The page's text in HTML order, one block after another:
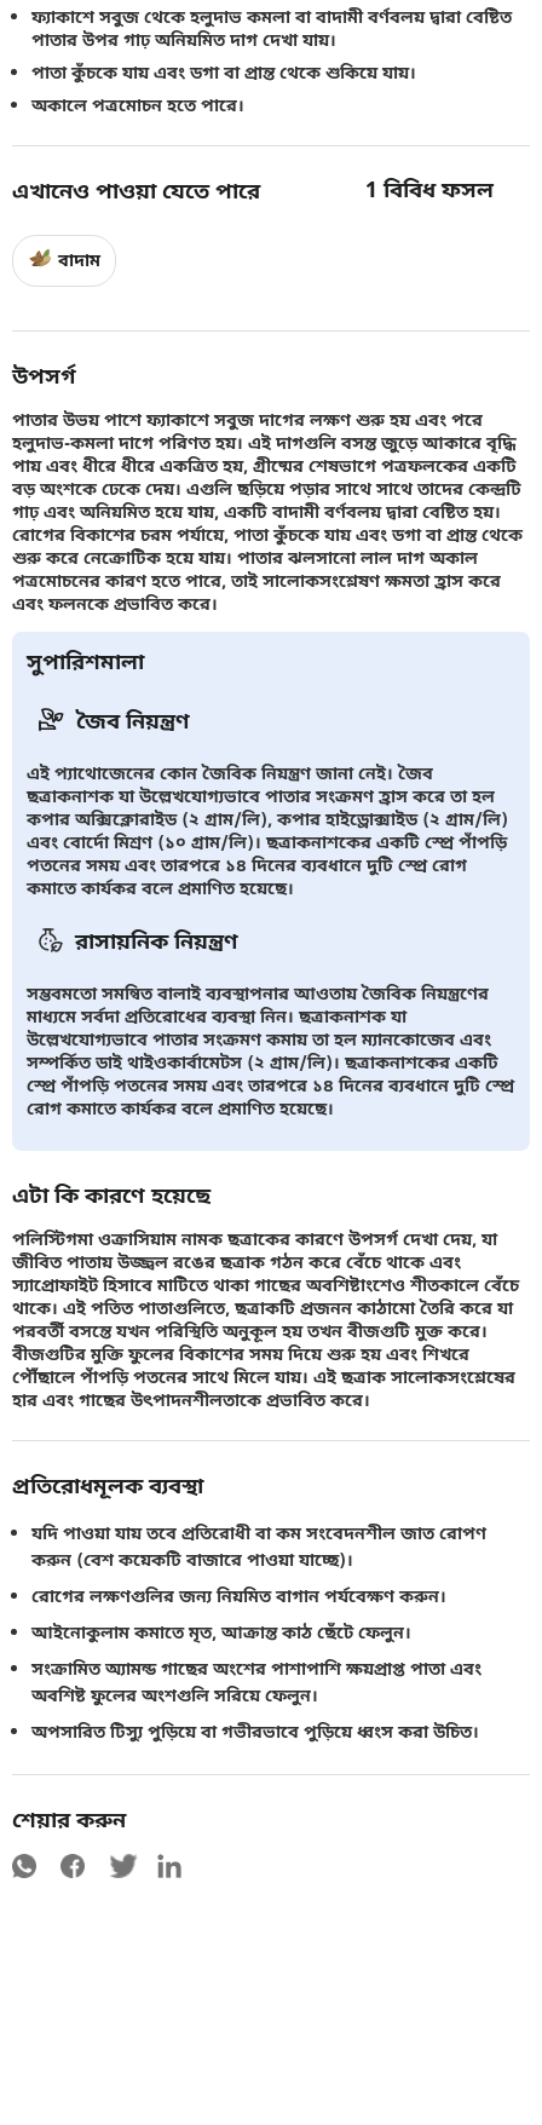
ফ্যাকাশে সবুজ থেকে হলুদাভ কমলা বা বাদামী বর্ণবলয় দ্বারা বেষ্টিত
পাতার উপর গাঢ় অনিয়মিত দাগ দেখা যায়।
পাতা কুঁচকে যায় এবং ডগা বা প্রান্ত থেকে শুকিয়ে যায়।
অকালে পত্রমোচন হতে পারে।
এখানেও পাওয়া যেতে পারে 1বিবিধ ফসল
বাদাম
উপসর্গ
পাতার উভয় পাশে ফ্যাকাশে সবুজ দাগের লক্ষণ শুরু হয় এবং পরে
হলুদাভ-কমলা দাগে পরিণত হয়। এই দাগগুলি বসন্ত জুড়ে আকারে বৃদ্ধি
পায় এবং ধীরে ধীরে একত্রিত হয়, গ্রীষ্মের শেষভাগে পত্রফলকের একটি
বড় অংশকে ঢেকে দেয়। এগুলি ছড়িয়ে পড়ার সাথে সাথে তাদের কেন্দ্রটি
গাঢ় এবং অনিয়মিত হয়ে যায়, একটি বাদামী বর্ণবলয় দ্বারা বেষ্টিত হয়।
রোগের বিকাশের চরম পর্যায়ে, পাতা কুঁচকে যায় এবং ডগা বা প্রান্ত থেকে
শুরু করে নেক্রোটিক হয়ে যায়। পাতার ঝলসানো লাল দাগ অকাল
পত্রমোচনের কারণ হতে পারে, তাই সালোকসংশ্লেষণ ক্ষমতা হ্রাস করে
এবং ফলনকে প্রভাবিত করে।
সুপারিশমালা
জৈব নিয়ন্ত্রণ
এই প্যাথোজেনের কোন জৈবিক নিয়ন্ত্রণ জানা নেই। জৈব
ছত্রাকনাশক যা উল্লেখযোগ্যভাবে পাতার সংক্রমণ হ্রাস করে তা হল
কপার অক্সিক্লোরাইড (২ গ্রাম/লি), কপার হাইড্রোক্সাইড (২ গ্রাম/লি)
এবং বোর্দো মিশ্রণ (১০ গ্রাম/লি)। ছত্রাকনাশকের একটি স্প্রে পাঁপড়ি
পতনের সময় এবং তারপরে ১৪ দিনের ব্যবধানে দুটি স্প্রে রোগ
কমাতে কার্যকর বলে প্রমাণিত হয়েছে।
রাসায়নিক নিয়ন্ত্রণ
সম্ভবমতো সমন্বিত বালাই ব্যবস্থাপনার আওতায় জৈবিক নিয়ন্ত্রণের
মাধ্যমে সর্বদা প্রতিরোধের ব্যবস্থা নিন। ছত্রাকনাশক যা
উল্লেখযোগ্যভাবে পাতার সংক্রমণ কমায় তা হল ম্যানকোজেব এবং
সম্পর্কিত ডাই থাইওকার্বামেটস (২ গ্রাম/লি)। ছত্রাকনাশকের একটি
স্প্রে পাঁপড়ি পতনের সময় এবং তারপরে ১৪ দিনের ব্যবধানে দুটি স্প্রে
রোগ কমাতে কার্যকর বলে প্রমাণিত হয়েছে।
এটা কি কারণে হয়েছে
পলিস্টিগমা ওক্রাসিয়াম নামক ছত্রাকের কারণে উপসর্গ দেখা দেয়, যা
জীবিত পাতায় উজ্জ্বল রঙের ছত্রাক গঠন করে বেঁচে থাকে এবং
স্যাপ্রোফাইট হিসাবে মাটিতে থাকা গাছের অবশিষ্টাংশেও শীতকালে বেঁচে
থাকে। এই পতিত পাতাগুলিতে, ছত্রাকটি প্রজনন কাঠামো তৈরি করে যা
পরবর্তী বসন্তে যখন পরিস্থিতি অনুকূল হয় তখন বীজগুটি মুক্ত করে।
বীজগুটির মুক্তি ফুলের বিকাশের সময় দিয়ে শুরু হয় এবং শিখরে
পৌঁছালে পাঁপড়ি পতনের সাথে মিলে যায়। এই ছত্রাক সালোকসংশ্লেষের
হার এবং গাছের উৎপাদনশীলতাকে প্রভাবিত করে।
প্রতিরোধমূলক ব্যবস্থা
যদি পাওয়া যায় তবে প্রতিরোধী বা কম সংবেদনশীল জাত রোপণ
করুন (বেশ কয়েকটি বাজারে পাওয়া যাচ্ছে)।
রোগের লক্ষণগুলির জন্য নিয়মিত বাগান পর্যবেক্ষণ করুন।
আইনোকুলাম কমাতে মৃত, আক্রান্ত কাঠ ছেঁটে ফেলুন।
সংক্রামিত অ্যামন্ড গাছের অংশের পাশাপাশি ক্ষয়প্রাপ্ত পাতা এবং
অবশিষ্ট ফুলের অংশগুলি সরিয়ে ফেলুন।
অপসারিত টিস্যু পুড়িয়ে বা গভীরভাবে পুড়িয়ে ধ্বংস করা উচিত।
শেয়ার করুন